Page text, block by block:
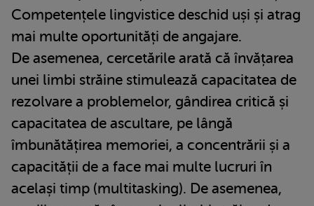
Competențele lingvistice deschid uși și atrag
mai multe oportunități de angajare.
De asemenea, cercetările arată că învățarea
unei limbi străine stimulează capacitatea de
rezolvare a problemelor, gândirea critică și
capacitatea de ascultare, pe lângă
îmbunătățirea memoriei, a concentrării și a
capacității de a face mai multe lucruri în
același timp (multitasking). De asemenea,